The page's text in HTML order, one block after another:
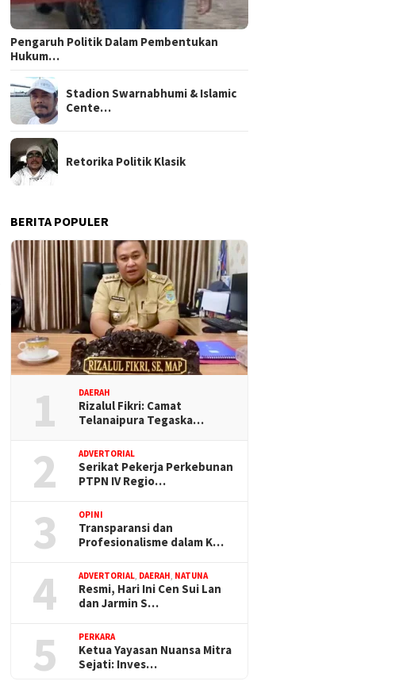
Pengaruh Politik Dalam Pembentukan
Hukum…
Stadion Swarnabhumi & Islamic
Cente…
Retorika Politik Klasik
BERITA POPULER
1 DAERAH
Rizalul Fikri: Camat
Telanaipura Tegaska…
2 ADVERTORIAL
Serikat Pekerja Perkebunan
PTPN IV Regio…
3 OPINI
Transparansi dan
Profesionalisme dalam K…
4 ADVERTORIAL, DAERAH, NATUNA
Resmi, Hari Ini Cen Sui Lan
dan Jarmin S…
5 PERKARA
Ketua Yayasan Nuansa Mitra
Sejati: Inves…